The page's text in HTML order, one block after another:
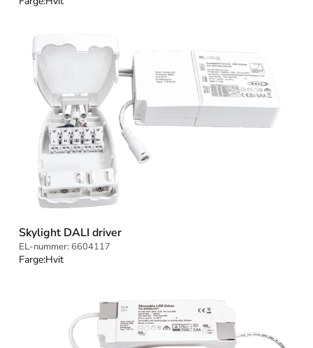
Skylight DALI driver
EL-nummer:6604117
Farge:Hvit